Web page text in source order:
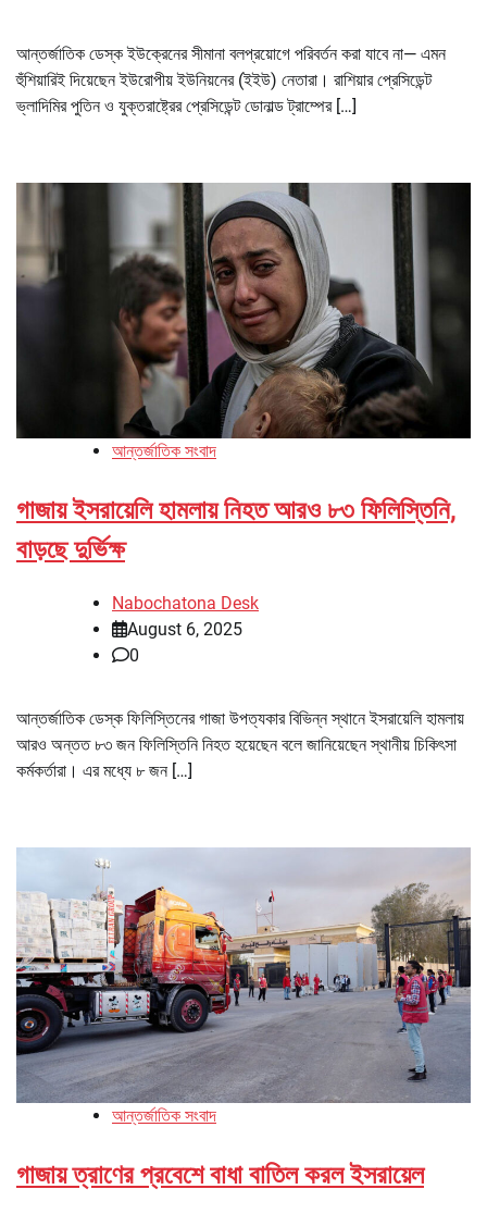
আন্তর্জাতিক ডেস্ক ইউক্রেনের সীমানা বলপ্রয়োগে পরিবর্তন করা যাবে না— এমন
হুঁশিয়ারিই দিয়েছেন ইউরোপীয় ইউনিয়নের (ইইউ) নেতারা। রাশিয়ার প্রেসিডেন্ট
ভ্লাদিমির পুতিন ও যুক্তরাষ্ট্রের প্রেসিডেন্ট ডোনাল্ড ট্রাম্পের […]
আন্তর্জাতিক সংবাদ
গাজায় ইসরায়েলি হামলায় নিহত আরও ৮৩ ফিলিস্তিনি,
বাড়ছে দুর্ভিক্ষ
Nabochatona Desk
August 6, 2025
0
আন্তর্জাতিক ডেস্ক ফিলিস্তিনের গাজা উপত্যকার বিভিন্ন স্থানে ইসরায়েলি হামলায়
আরও অন্তত ৮৩ জন ফিলিস্তিনি নিহত হয়েছেন বলে জানিয়েছেন স্থানীয় চিকিৎসা
কর্মকর্তারা। এর মধ্যে ৮ জন […]
আন্তর্জাতিক সংবাদ
গাজায় ত্রাণের প্রবেশে বাধা বাতিল করল ইসরায়েল